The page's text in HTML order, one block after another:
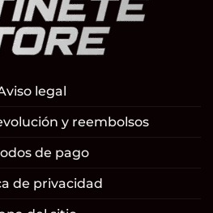
legal
y reembolsos
de pago
de privacidad